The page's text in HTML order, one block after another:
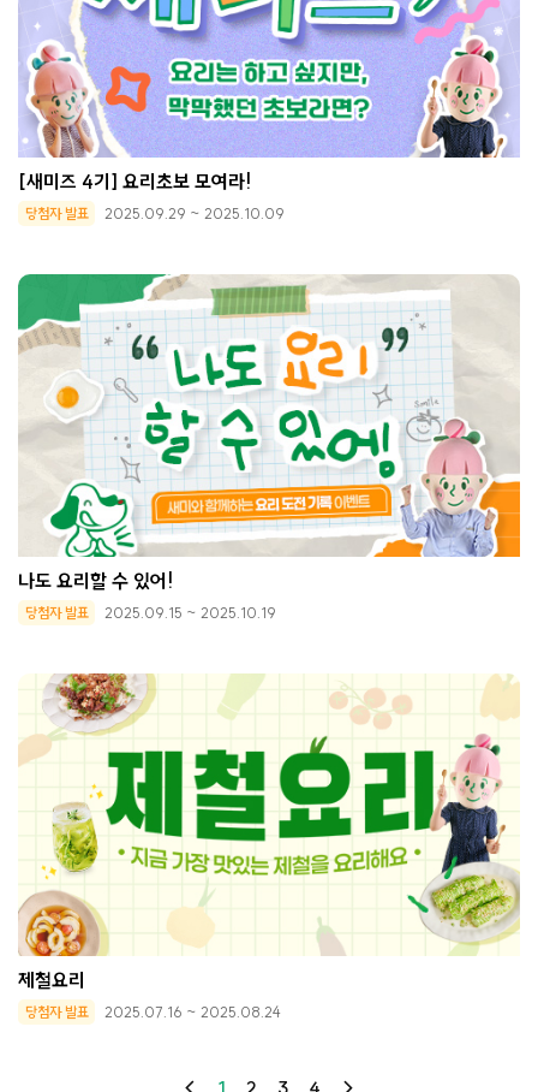
[새미즈 4기] 요리초보 모여라!
당첨자 발표 2025.09.29 ~ 2025.10.09
나도 요리할 수 있어!
당첨자 발표 2025.09.15 ~ 2025.10.19
제철요리
당첨자 발표 2025.07.16 ~ 2025.08.24